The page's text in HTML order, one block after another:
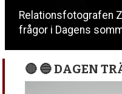
Relationsfotografen
frågor i Dagens
🔴 🔵 DAGEN